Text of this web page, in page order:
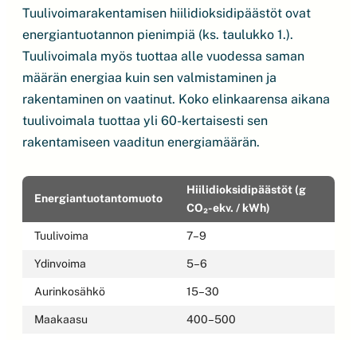
Tuulivoimarakentamisen hiilidioksidipäästöt ovat
energiantuotannon pienimpiä (ks. taulukko 1.).
Tuulivoimala myös tuottaa alle vuodessa saman
määrän energiaa kuin sen valmistaminen ja
rakentaminen on vaatinut. Koko elinkaarensa aikana
tuulivoimala tuottaa yli 60-kertaisesti sen
rakentamiseen vaaditun energiamäärän.
Energiantuotantomuoto
Hiilidioksidipäästöt (g
CO₂-ekv. / kWh)
Tuulivoima 7–9
Ydinvoima 5–6
Aurinkosähkö 15–30
Maakaasu 400–500